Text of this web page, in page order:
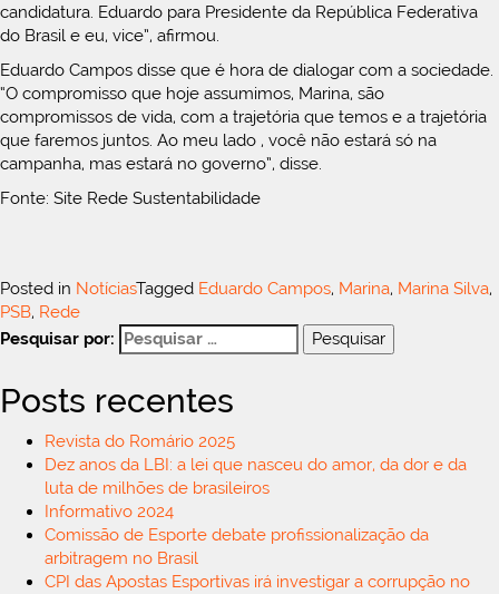
candidatura. Eduardo para Presidente da República Federativa
do Brasil e eu, vice”, afirmou.
Eduardo Campos disse que é hora de dialogar com a sociedade.
“O compromisso que hoje assumimos, Marina, são
compromissos de vida, com a trajetória que temos e a trajetória
que faremos juntos. Ao meu lado , você não estará só na
campanha, mas estará no governo”, disse.
Fonte: Site Rede Sustentabilidade
Posted in NotíciasTagged Eduardo Campos, Marina, Marina Silva,
PSB, Rede
Pesquisar por:
Posts recentes
Revista do Romário 2025
Dez anos da LBI: a lei que nasceu do amor, da dor e da
luta de milhões de brasileiros
Informativo 2024
Comissão de Esporte debate profissionalização da
arbitragem no Brasil
CPI das Apostas Esportivas irá investigar a corrupção no